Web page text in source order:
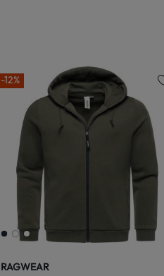
-12%
RAGWEAR